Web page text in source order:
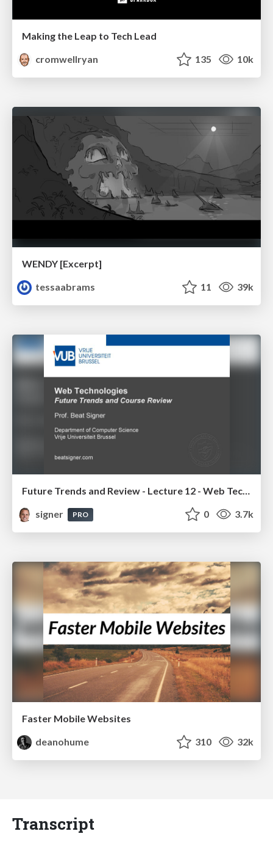
Making the Leap to Tech Lead
cromwellryan
135 10k
WENDY [Excerpt]
tessaabrams
11 39k
Future Trends and Review - Lecture 12 - Web Technologies (1019888BNR)
signer
PRO 0 3.7k
Faster Mobile Websites
deanohume
310 32k
Transcript